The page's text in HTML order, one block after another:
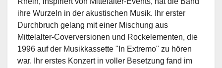
ihre Wurzeln in der akustischen Musik. Ihr erster
Durchbruch gelang mit einer Mischung aus
Mittelalter-Coverversionen und Rockelementen, die
1996 auf der Musikkassette "In Extremo" zu hören
war. Ihr erstes Konzert in voller Besetzung fand im